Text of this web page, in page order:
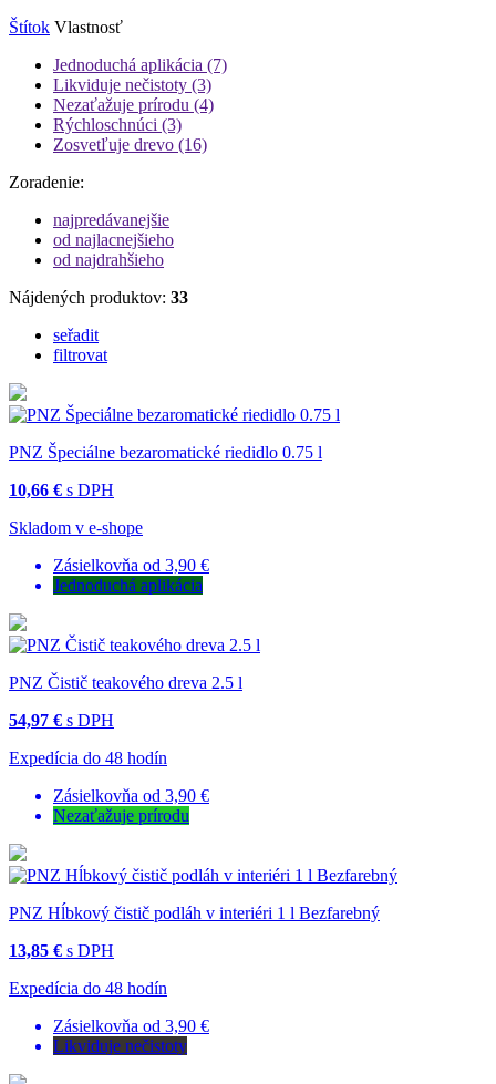
Štítok Vlastnosť
Jednoduchá aplikácia (7)
Likviduje nečistoty (3)
Nezaťažuje prírodu (4)
Rýchloschnúci (3)
Zosvetľuje drevo (16)
Zoradenie:
najpredávanejšie
od najlacnejšieho
od najdrahšieho
Nájdených produktov: 33
seřadit
filtrovat
PNZ Špeciálne bezaromatické riedidlo 0.75 l
10,66 € s DPH
Skladom v e-shope
Zásielkovňa od 3,90 €
Jednoduchá aplikácia
PNZ Čistič teakového dreva 2.5 l
54,97 € s DPH
Expedícia do 48 hodín
Zásielkovňa od 3,90 €
Nezaťažuje prírodu
PNZ Hĺbkový čistič podláh v interiéri 1 l Bezfarebný
13,85 € s DPH
Expedícia do 48 hodín
Zásielkovňa od 3,90 €
Likviduje nečistoty